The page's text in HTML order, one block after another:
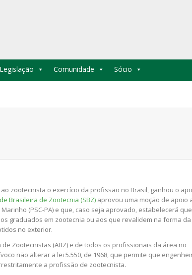
Legislação Comunidade Sócio
zootecnista o exercício da profissão no Brasil, ganhou o
Brasileira de Zootecnia (SBZ) aprovou uma moção de apoio
(PSC-PA) e que, caso seja aprovado, estabelecerá
graduados em zootecnia ou aos que revalidem na forma da
no exterior.
Zootecnistas (ABZ) e de todos os profissionais da área no
não alterar a lei 5.550, de 1968, que permite que
a profissão de zootecnista.